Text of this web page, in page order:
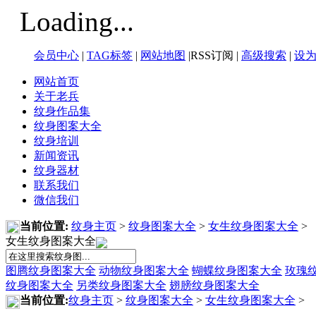
Loading...
会员中心 | TAG标签 | 网站地图 |RSS订阅 | 高级搜索 | 设
网站首页
关于老兵
纹身作品集
纹身图案大全
纹身培训
新闻资讯
纹身器材
联系我们
微信我们
当前位置: 纹身主页 > 纹身图案大全 > 女生纹身图案大全 >
女生纹身图案大全
图腾纹身图案大全 动物纹身图案大全 蝴蝶纹身图案大全 玫瑰
纹身图案大全 另类纹身图案大全 翅膀纹身图案大全
当前位置:纹身主页 > 纹身图案大全 > 女生纹身图案大全 >